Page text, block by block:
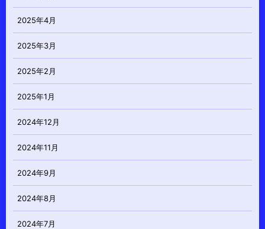
2025年4月
2025年3月
2025年2月
2025年1月
2024年12月
2024年11月
2024年9月
2024年8月
2024年7月